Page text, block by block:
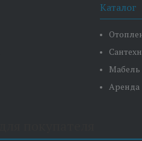
Каталог
Аренда